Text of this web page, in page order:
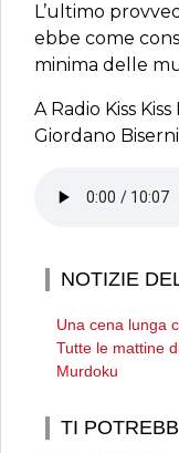
L’ultimo
ebbe come
minima delle
A Radio Kiss
Giordano
NOTIZIE
Una cena lunga
Tutte le mattine
Murdoku
TI